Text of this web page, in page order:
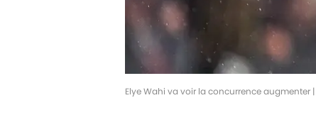
Elye Wahi va voir la concurrence augmenter